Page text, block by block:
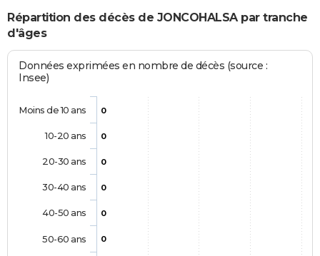
Répartition des décès de JONCOHALSA par tranche
d'âges
Données exprimées en nombre de décès (source :
Insee)
0
0
0
0
0
0
Moins de 10 ans
10-20 ans
20-30 ans
30-40 ans
40-50 ans
50-60 ans